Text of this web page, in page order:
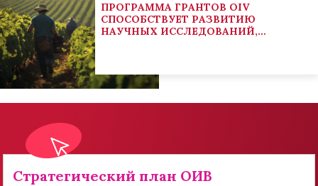
ПРОГРАММА ГРАНТОВ OIV
СПОСОБСТВУЕТ РАЗВИТИЮ
НАУЧНЫХ ИССЛЕДОВАНИЙ,
Стратегический план ОИВ